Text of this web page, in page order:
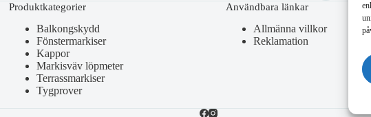
Produktkategorier
Balkongskydd
Fönstermarkiser
Kappor
Markisväv löpmeter
Terrassmarkiser
Tygprover
Användbara länkar
Allmänna villkor
Reklamation